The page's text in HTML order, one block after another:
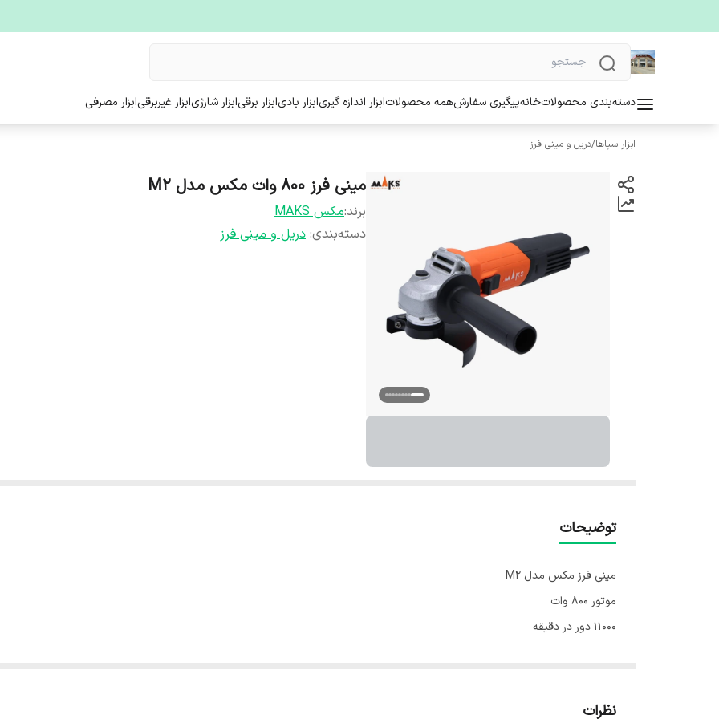
دسته‌بندی محصولاتخانهپیگیری سفارشهمه محصولاتابزار اندازه گیریابزار بادیابزار برقیابزار شارژیابزار غیربرقیابزار مصرفی
ابزار سپاها/دریل و مینی فرز
مینی فرز ۸۰۰ وات مکس مدل M2
برند:مکس MAKS
دسته‌بندی: دریل و مینی فرز
توضیحات
مینی فرز مکس مدل M2
موتور ۸۰۰ وات
۱۱۰۰۰ دور در دقیقه
۱.۶۵۰ کیلوگرم
نظرات